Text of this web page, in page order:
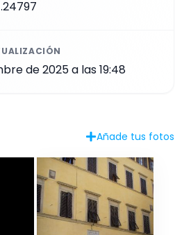
de 2025 a las 19:48
Añade tus fotos